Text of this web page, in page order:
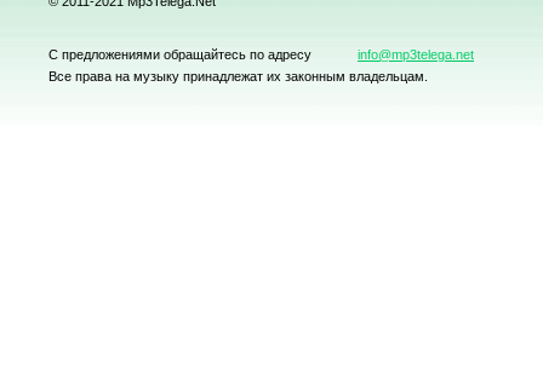
С предложениями обращайтесь по адресу
info@mp3telega.net
Все права на музыку принадлежат их законным владельцам.